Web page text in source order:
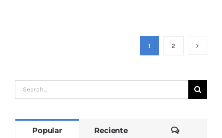
1 2
Search
for:
Popular Reciente